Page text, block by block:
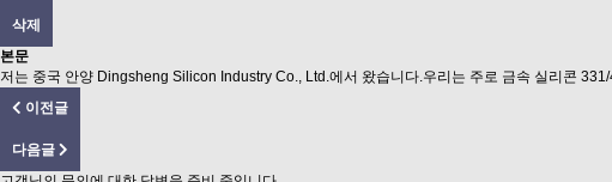
삭제
본문
저는 중국 안양 Dingsheng Silicon Industry Co., Ltd.에서 왔습니다.우리는 주로 금속 실리콘
이전글
다음글